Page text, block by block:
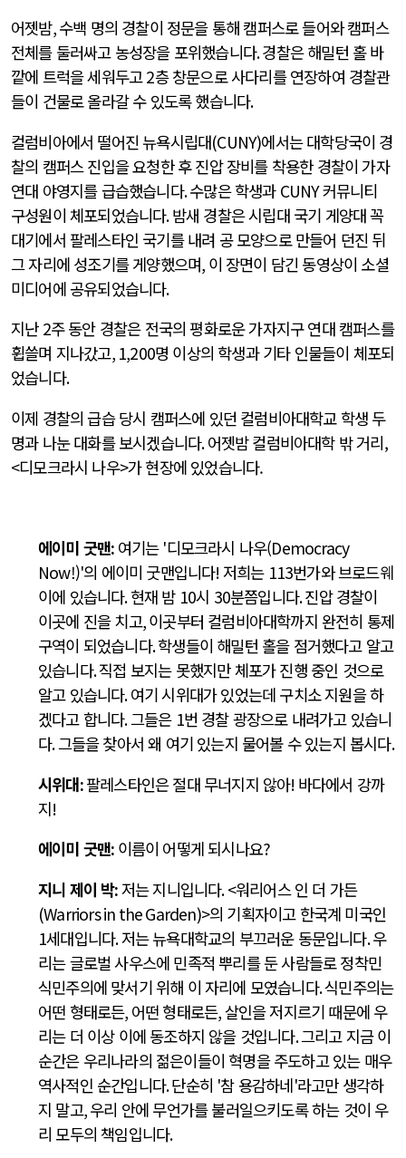
어젯밤,수백 명의 경찰이 정문을 통해 캠퍼스로 들어와 캠퍼스
전체를 둘러싸고 농성장을 포위했습니다.경찰은 해밀턴 홀 바
깥에 트럭을 세워두고2층 창문으로 사다리를 연장하여 경찰관
들이 건물로 올라갈 수 있도록 했습니다.
컬럼비아에서 떨어진 뉴욕시립대(CUNY)에서는 대학당국이 경
찰의 캠퍼스 진입을 요청한 후 진압 장비를 착용한 경찰이 가자
연대 야영지를 급습했습니다.수많은 학생과 CUNY커뮤니티
구성원이 체포되었습니다.밤새 경찰은 시립대 국기 게양대 꼭
대기에서 팔레스타인 국기를 내려 공 모양으로 만들어 던진 뒤
그 자리에 성조기를 게양했으며, 이 장면이 담긴 동영상이 소셜
미디어에 공유되었습니다.
지난 2주 동안 경찰은 전국의 평화로운 가자지구 연대 캠퍼스를
휩쓸며 지나갔고, 1,200명 이상의 학생과 기타 인물들이 체포되
었습니다.
이제 경찰의 급습 당시 캠퍼스에 있던 컬럼비아대학교 학생 두
명과 나눈 대화를 보시겠습니다.어젯밤 컬럼비아대학 밖 거리,
<디모크라시 나우>가 현장에 있었습니다.
에이미 굿맨: 여기는 '디모크라시 나우(Democracy
Now!)'의 에이미 굿맨입니다!저희는 113번가와 브로드웨
이에 있습니다.현재 밤 10시 30분쯤입니다.진압 경찰이
이곳에 진을 치고,이곳부터 컬럼비아대학까지 완전히 통제
구역이 되었습니다.학생들이 해밀턴 홀을 점거했다고 알고
있습니다.직접 보지는 못했지만 체포가 진행 중인 것으로
알고 있습니다.여기 시위대가 있었는데 구치소 지원을 하
겠다고 합니다.그들은 1번 경찰 광장으로 내려가고 있습니
다.그들을 찾아서 왜 여기 있는지 물어볼 수 있는지 봅시다.
시위대:팔레스타인은 절대 무너지지 않아! 바다에서 강까
지!
에이미 굿맨: 이름이 어떻게 되시나요?
지니 제이 박:저는 지니입니다.<워리어스 인 더 가든
(Warriors in the Garden)>의 기획자이고 한국계 미국인
1세대입니다.저는 뉴욕대학교의 부끄러운 동문입니다.우
리는 글로벌 사우스에 민족적 뿌리를 둔 사람들로 정착민
식민주의에 맞서기 위해 이 자리에 모였습니다.식민주의는
어떤 형태로든, 어떤 형태로든,살인을 저지르기 때문에 우
리는 더 이상 이에 동조하지 않을 것입니다.그리고 지금 이
순간은 우리나라의 젊은이들이 혁명을 주도하고 있는 매우
역사적인 순간입니다.단순히 '참 용감하네'라고만 생각하
지 말고,우리 안에 무언가를 불러일으키도록 하는 것이 우
리 모두의 책임입니다.